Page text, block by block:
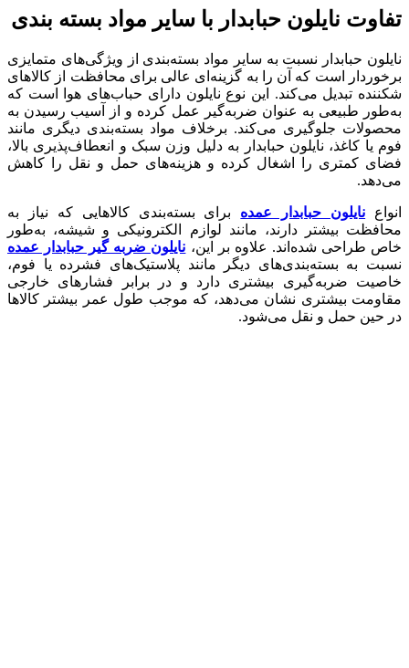
تفاوت نایلون حبابدار با سایر مواد بسته ‌بندی
نایلون حبابدار نسبت به سایر مواد بسته‌بندی از ویژگی‌های متمایزی
برخوردار است که آن را به گزینه‌ای عالی برای محافظت از کالاهای
شکننده تبدیل می‌کند. این نوع نایلون دارای حباب‌های هوا است که
به‌طور طبیعی به عنوان ضربه‌گیر عمل کرده و از آسیب رسیدن به
محصولات جلوگیری می‌کند. برخلاف مواد بسته‌بندی دیگری مانند
فوم یا کاغذ، نایلون حبابدار به دلیل وزن سبک و انعطاف‌پذیری بالا،
فضای کمتری را اشغال کرده و هزینه‌های حمل و نقل را کاهش
می‌دهد.
انواع نایلون حبابدار عمده برای بسته‌بندی کالاهایی که نیاز به
محافظت بیشتر دارند، مانند لوازم الکترونیکی و شیشه، به‌طور
خاص طراحی شده‌اند. علاوه بر این، نایلون ضربه گیر حبابدار عمده
نسبت به بسته‌بندی‌های دیگر مانند پلاستیک‌های فشرده یا فوم،
خاصیت ضربه‌گیری بیشتری دارد و در برابر فشارهای خارجی
مقاومت بیشتری نشان می‌دهد، که موجب طول عمر بیشتر کالاها
در حین حمل و نقل می‌شود.